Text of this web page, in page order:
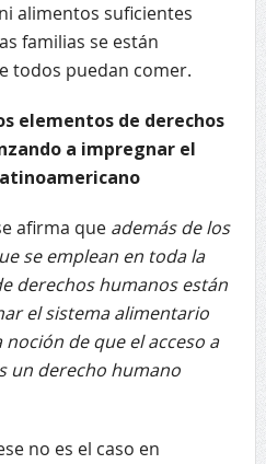
alimentos suficientes
familias se están
todos puedan comer.
elementos de derechos
a impregnar el
afirma que además de los
se emplean en toda la
derechos humanos están
el sistema alimentario
de que el acceso a
un derecho humano
no es el caso en